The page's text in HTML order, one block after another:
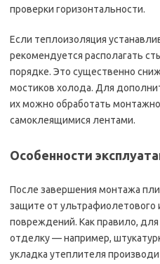
проверки горизонтальности.
Если теплоизоляция
рекомендуется располагать
порядке. Это существенно
мостиков холода. Для
их можно обработать
самоклеящимися лентами.
Особенности
После завершения монтажа
защите от ультрафиолетового
повреждений. Как правило,
отделку — например,
укладка утеплителя